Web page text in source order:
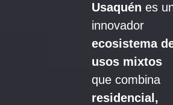
Usaquén es
innovador
ecosistema
usos mixtos
que combina
residencial,